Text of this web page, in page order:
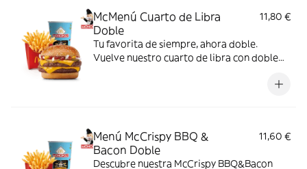
McMenú Cuarto de Libra
Doble
11,80 €
Tu favorita de siempre, ahora doble.
Vuelve nuestro cuarto de libra con doble
cheddar, pepinillo, cebolla en tiras, kétchup
Menú McCrispy BBQ &
Bacon Doble
11,60 €
Descubre nuestra McCrispy BBQ&Bacon